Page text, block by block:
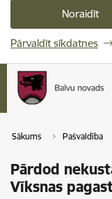
Noraidīt
Pārvaldīt sīkdatnes
Sākums Pašvaldība
Pārdod
Vīksnas